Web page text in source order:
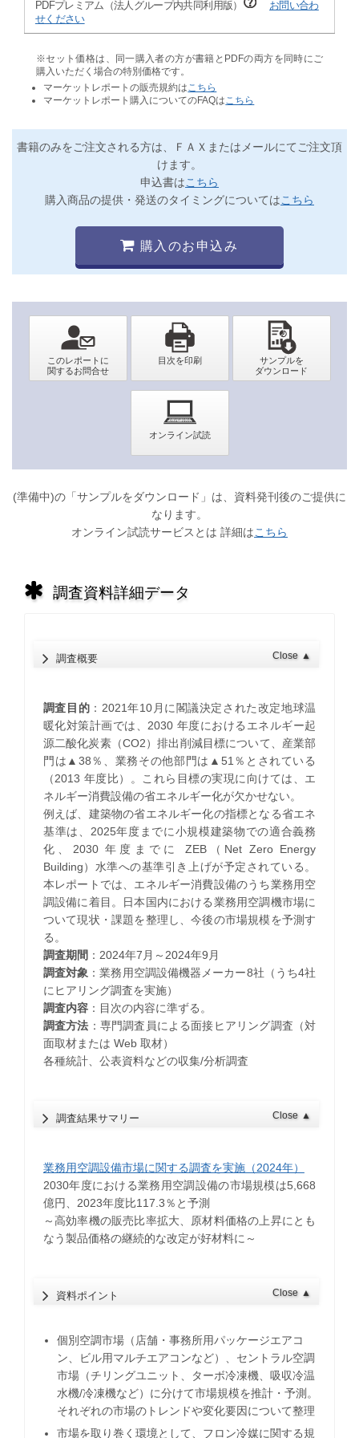
PDFプレミアム（法人グループ内共同利用版）
お問い合わ
せください
※セット価格は、同一購入者の方が書籍とPDFの両方を同時にご
購入いただく場合の特別価格です。
マーケットレポートの販売規約は こちら
マーケットレポート購入についてのFAQは こちら
書籍のみをご注文される方は、ＦＡＸまたはメールにてご注文頂
けます。
申込書はこちら
購入商品の提供・発送のタイミングについてはこちら
購入のお申込み
(準備中)の「サンプルをダウンロード」は、資料発刊後のご提供に
なります。
オンライン試読サービスとは 詳細はこちら
調査資料詳細データ
調査概要 Close ▲
調査目的 ：2021年10月に閣議決定された改定地球温
暖化対策計画では、2030 年度におけるエネルギー起
源二酸化炭素（CO2）排出削減目標について、産業部
門は▲38％、業務その他部門は▲51％とされている
（2013 年度比）。これら目標の実現に向けては、エ
ネルギー消費設備の省エネルギー化が欠かせない。
例えば、建築物の省エネルギー化の指標となる省エネ
基準は、2025年度までに小規模建築物での適合義務
化、2030 年度までに ZEB（Net Zero Energy
Building）水準への基準引き上げが予定されている。
本レポートでは、エネルギー消費設備のうち業務用空
調設備に着目。日本国内における業務用空調機市場に
ついて現状・課題を整理し、今後の市場規模を予測す
る。
調査期間 ：2024年7月～2024年9月
調査対象 ：業務用空調設備機器メーカー8社（うち4社
にヒアリング調査を実施）
調査内容：目次の内容に準ずる。
調査方法 ：専門調査員による面接ヒアリング調査（対
面取材または Web 取材）
各種統計、公表資料などの収集/分析調査
調査結果サマリー Close ▲
業務用空調設備市場に関する調査を実施（2024年）
2030年度における業務用空調設備の市場規模は5,668
億円、2023年度比117.3％と予測
～高効率機の販売比率拡大、原材料価格の上昇にとも
なう製品価格の継続的な改定が好材料に～
資料ポイント Close ▲
個別空調市場（店舗・事務所用パッケージエアコ
ン、ビル用マルチエアコンなど）、セントラル空調
市場（チリングユニット、ターボ冷凍機、吸収冷温
水機/冷凍機など）に分けて市場規模を推計・予測。
それぞれの市場のトレンドや変化要因について整理
市場を取り巻く環境として、フロン冷媒に関する規